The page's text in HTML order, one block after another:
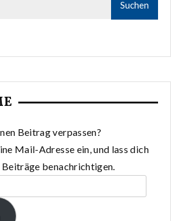
Beitrag verpassen?
Mail-Adresse ein, und lass dich
benachrichtigen.